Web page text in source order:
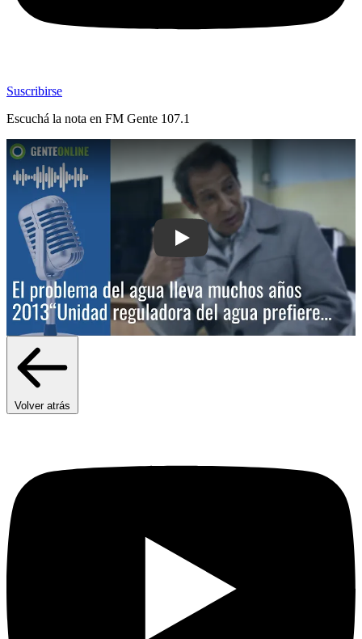
Suscribirse
Escuchá la nota en FM Gente 107.1
Play: El problema del agua lleva
Volver atrás